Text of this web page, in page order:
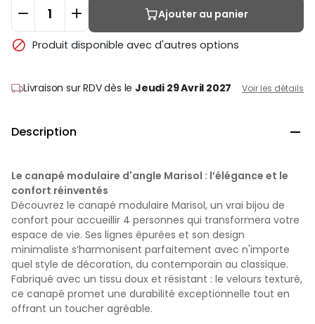
Ajouter au panier
 Produit disponible avec d'autres options
Livraison sur RDVdès leJeudi 29 Avril 2027 Voir les détails
Description 
Le canapé modulaire d'angle Marisol : l’élégance et le
confort réinventés
Découvrez le canapé modulaire Marisol, un vrai bijou de
confort pour accueillir 4 personnes qui transformera votre
espace de vie. Ses lignes épurées et son design
minimaliste s’harmonisent parfaitement avec n'importe
quel style de décoration, du contemporain au classique.
Fabriqué avec un tissu doux et résistant : le velours texturé,
ce canapé promet une durabilité exceptionnelle tout en
offrant un toucher agréable.